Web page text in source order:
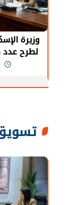
وزيرة
لطرح عدد